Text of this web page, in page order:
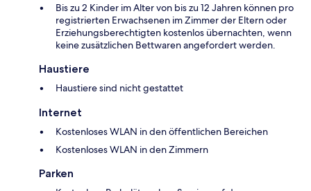
Bis zu 2 Kinder im Alter von bis zu 12 Jahren können pro
registrierten Erwachsenen im Zimmer der Eltern oder
Erziehungsberechtigten kostenlos übernachten, wenn
keine zusätzlichen Bettwaren angefordert werden.
Haustiere
Haustiere sind nicht gestattet
Internet
Kostenloses WLAN in den öffentlichen Bereichen
Kostenloses WLAN in den Zimmern
Parken